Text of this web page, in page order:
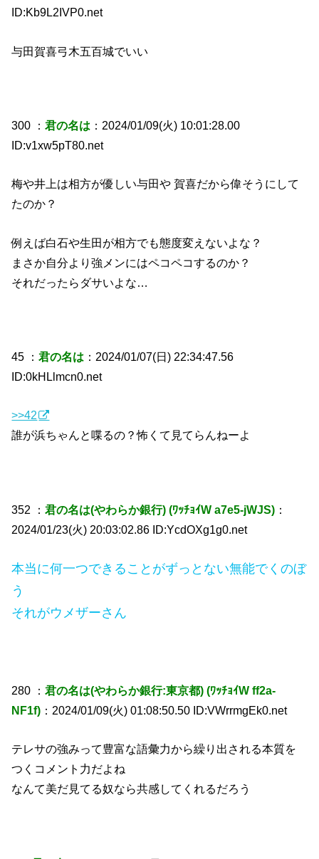
ID:Kb9L2IVP0.net
与田賀喜弓木五百城でいい
300 ：君の名は ：2024/01/09(火) 10:01:28.00
ID:v1xw5pT80.net
梅や井上は相方が優しい与田や 賀喜だから偉そうにして
たのか？
例えば白石や生田が相方でも態度変えないよな？
まさか自分より強メンにはペコペコするのか？
それだったらダサいよな…
45 ：君の名は ：2024/01/07(日) 22:34:47.56
ID:0kHLlmcn0.net
>>42
誰が浜ちゃんと喋るの？怖くて見てらんねーよ
352 ：君の名は(やわらか銀行) (ﾜｯﾁｮｲW a7e5-jWJS) ：
2024/01/23(火) 20:03:02.86 ID:YcdOXg1g0.net
本当に何一つできることがずっとない無能でくのぼ
う
それがウメザーさん
280 ：君の名は(やわらか銀行:東京都) (ﾜｯﾁｮｲW ff2a-
NF1f) ：2024/01/09(火) 01:08:50.50 ID:VWrrmgEk0.net
テレサの強みって豊富な語彙力から繰り出される本質を
つくコメント力だよね
なんて美だ見てる奴なら共感してくれるだろう